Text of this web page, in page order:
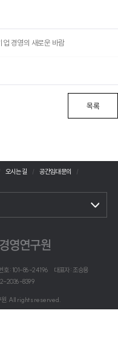
경영의 새로운 바람
목록
오시는 길
공간임대 문의
호 : 101-86-24196
대표자 : 조승용
2036-8399
. All rights reserved.